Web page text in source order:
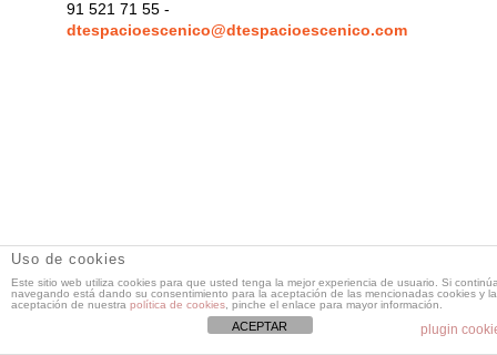
91 521 71 55 -
dtespacioescenico@dtespacioescenico.com
Uso de cookies
Este sitio web utiliza cookies para que usted tenga la mejor experiencia de usuario. Si
navegando está dando su consentimiento para la aceptación de las mencionadas cookies y la
aceptación de nuestra política de cookies , pinche el enlace para mayor información.
plugin
ACEPTAR